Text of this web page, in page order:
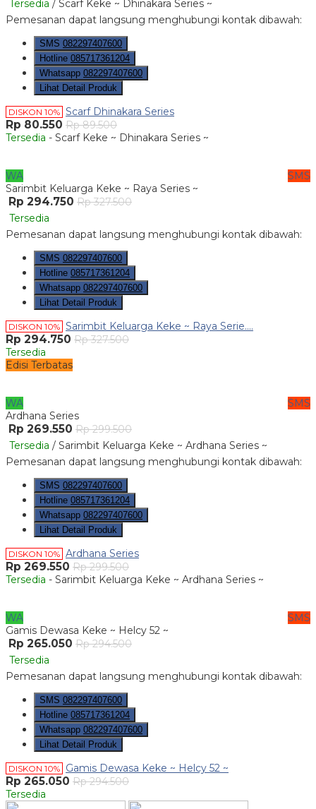
Tersedia / Scarf Keke ~ Dhinakara Series ~
Pemesanan dapat langsung menghubungi kontak dibawah:
SMS 082297407600
Hotline 085717361204
Whatsapp 082297407600
Lihat Detail Produk
DISKON 10% Scarf Dhinakara Series
Rp 80.550 Rp 89.500
Tersedia - Scarf Keke ~ Dhinakara Series ~
WA
SMS
Sarimbit Keluarga Keke ~ Raya Series ~
Rp 294.750 Rp 327.500
Tersedia
Pemesanan dapat langsung menghubungi kontak dibawah:
SMS 082297407600
Hotline 085717361204
Whatsapp 082297407600
Lihat Detail Produk
DISKON 10% Sarimbit Keluarga Keke ~ Raya Serie....
Rp 294.750 Rp 327.500
Tersedia
Edisi Terbatas
WA
SMS
Ardhana Series
Rp 269.550 Rp 299.500
Tersedia / Sarimbit Keluarga Keke ~ Ardhana Series ~
Pemesanan dapat langsung menghubungi kontak dibawah:
SMS 082297407600
Hotline 085717361204
Whatsapp 082297407600
Lihat Detail Produk
DISKON 10% Ardhana Series
Rp 269.550 Rp 299.500
Tersedia - Sarimbit Keluarga Keke ~ Ardhana Series ~
WA
SMS
Gamis Dewasa Keke ~ Helcy 52 ~
Rp 265.050 Rp 294.500
Tersedia
Pemesanan dapat langsung menghubungi kontak dibawah:
SMS 082297407600
Hotline 085717361204
Whatsapp 082297407600
Lihat Detail Produk
DISKON 10% Gamis Dewasa Keke ~ Helcy 52 ~
Rp 265.050 Rp 294.500
Tersedia